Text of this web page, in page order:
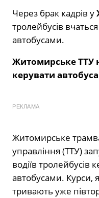
Через брак кадрів у
тролейбусів
автобусами.
Житомирське ТТУ
керувати
РЕКЛАМА
Житомирське
управління (ТТУ)
водіїв
автобусами. Курси,
тривають уже